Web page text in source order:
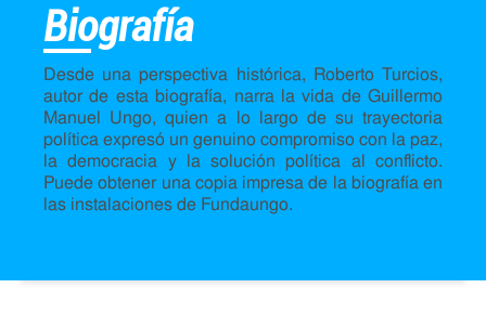
Biografía
Desde una perspectiva histórica, Roberto Turcios,
autor de esta biografía, narra la vida de Guillermo
Manuel Ungo, quien a lo largo de su trayectoria
política expresó un genuino compromiso con la paz,
la democracia y la solución política al conflicto.
Puede obtener una copia impresa de la biografía en
las instalaciones de Fundaungo.